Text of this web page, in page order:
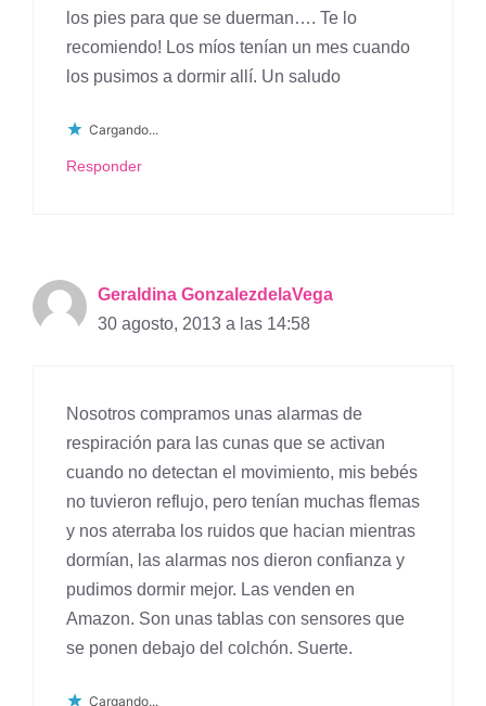
los pies para que se duerman…. Te lo
recomiendo! Los míos tenían un mes cuando
los pusimos a dormir allí. Un saludo
Cargando...
Responder
Geraldina GonzalezdelaVega
30 agosto, 2013 a las 14:58
Nosotros compramos unas alarmas de
respiración para las cunas que se activan
cuando no detectan el movimiento, mis bebés
no tuvieron reflujo, pero tenían muchas flemas
y nos aterraba los ruidos que hacian mientras
dormían, las alarmas nos dieron confianza y
pudimos dormir mejor. Las venden en
Amazon. Son unas tablas con sensores que
se ponen debajo del colchón. Suerte.
Cargando...